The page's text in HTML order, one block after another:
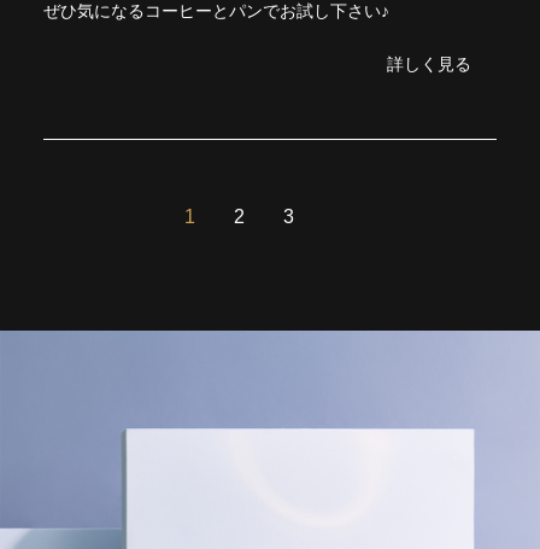
ぜひ気になるコーヒーとパンでお試し下さい♪
詳しく見る
1 2 3